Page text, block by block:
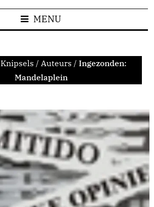
MENU
Knipsels / Auteurs / Ingezonden:
Mandelaplein